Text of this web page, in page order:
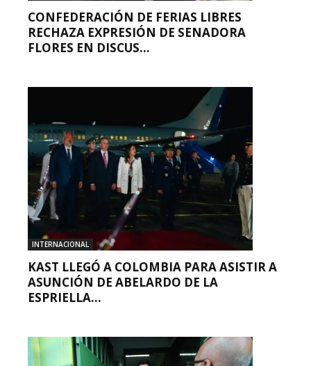
CONFEDERACIÓN DE FERIAS LIBRES
RECHAZA EXPRESIÓN DE SENADORA
FLORES EN DISCUS...
INTERNACIONAL
KAST LLEGÓ A COLOMBIA PARA ASISTIR A
ASUNCIÓN DE ABELARDO DE LA
ESPRIELLA...